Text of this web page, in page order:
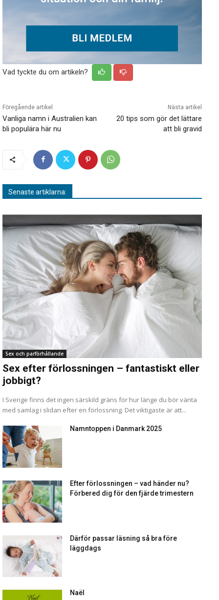
Vad tyckte du om artikeln?
Föregående artikel
Vanliga namn i Australien kan
bli populära här nu
Nästa artikel
20 tips som gör det lättare
att bli gravid
Senaste artiklarna:
Sex och parförhållande
Sex efter förlossningen – fantastiskt eller
jobbigt?
I Sverige finns det ingen särskild gräns för hur länge du bör vänta
med samlag i slidan efter en förlossning. Det viktigaste är att...
Namntoppen i Danmark 2025
Efter förlossningen – vad händer nu?
Förbered dig för den fjärde trimestern
Därför passar läsning så bra före
läggdags
Naël